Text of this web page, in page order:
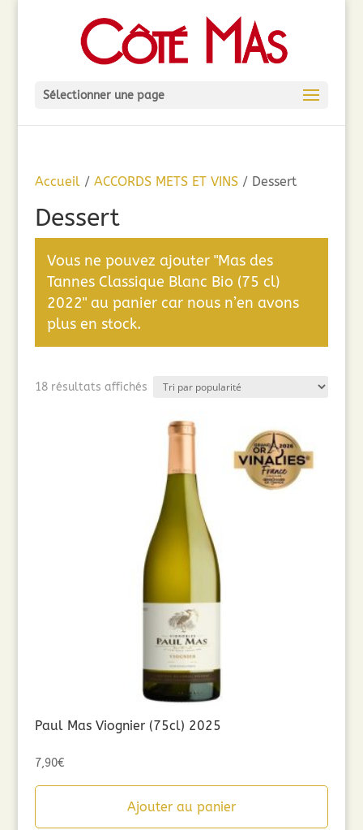
Sélectionner une page
Accueil/ ACCORDS METS ET VINS/ Dessert
Dessert
Vous ne pouvez ajouter "Mas des
Tannes Classique Blanc Bio (75 cl)
2022" au panier car nous n’en avons
plus en stock.
18 résultats affichésTrié
popularité
Paul Mas Viognier (75cl) 2025
7,90€
Ajouter au panier